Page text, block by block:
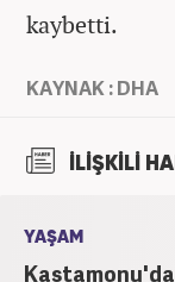
kaybetti.
KAYNAK : DHA
İLİŞKİLİ
YAŞAM